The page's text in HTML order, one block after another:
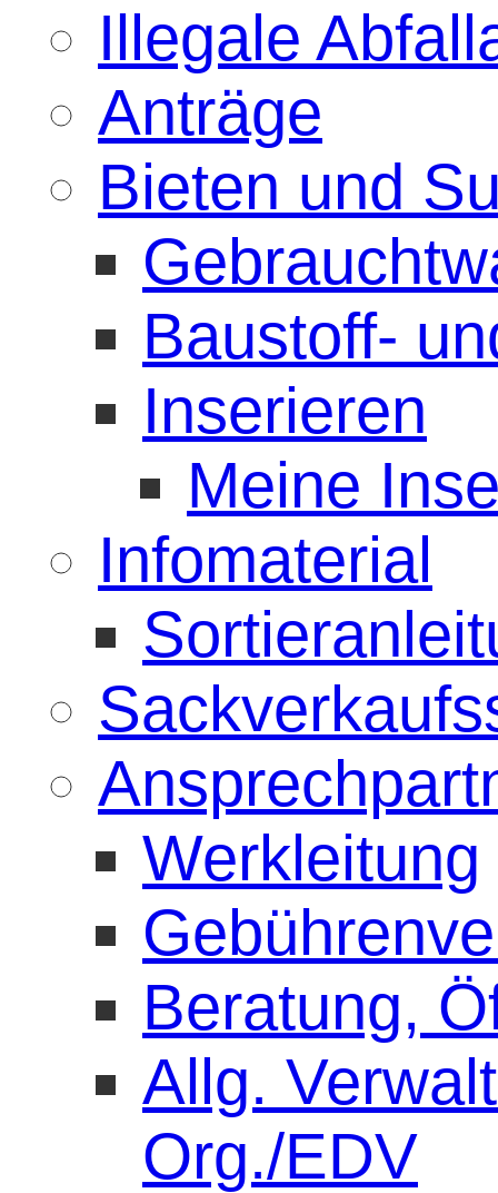
Illegale
Anträge
Bieten und
Baustoff-
Inserieren
Meine
Infomaterial
Werkleitung
Beratung,
Allg.
Org./EDV